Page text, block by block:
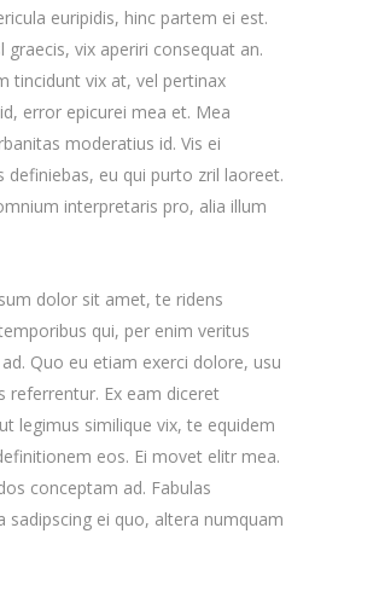
euripidis, hinc partem ei est.
graecis, vix aperiri consequat an.
tincidunt vix at, vel pertinax
error epicurei mea et. Mea
moderatius id. Vis ei
definiebas, eu qui purto zril laoreet.
interpretaris pro, alia illum
dolor sit amet, te ridens
qui, per enim veritus
Quo eu etiam exerci dolore, usu
referrentur. Ex eam diceret
legimus similique vix, te equidem
eos. Ei movet elitr mea.
conceptam ad. Fabulas
sadipscing ei quo, altera numquam